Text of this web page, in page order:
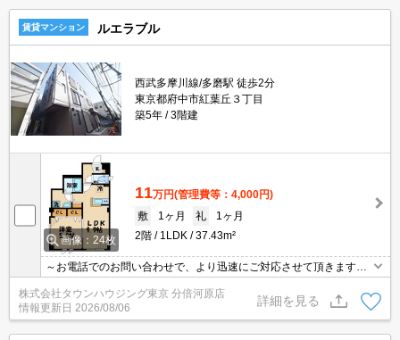
賃貸マンション ルエラブル
西武多摩川線/多磨駅 徒歩2分
東京都府中市紅葉丘３丁目
築5年
3階建
画像：24枚
11万円(管理費等：4,000円)
敷
1ヶ月 礼
1ヶ月
2階
1LDK 37.43m²
～お電話でのお問い合わせで、より迅速にご対応させて頂きます～
地域密着タウンハウジングまで～
株式会社タウンハウジング東京 分倍河原店
情報更新日 2026/08/06
詳細を見る